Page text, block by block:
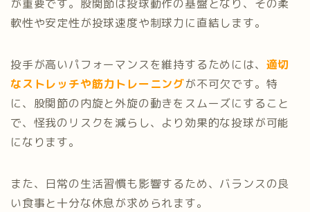
が重要です。股関節は投球動作の基盤となり、その柔
軟性や安定性が投球速度や制球力に直結します。
投手が高いパフォーマンスを維持するためには、 適切
なストレッチや筋力トレーニングが不可欠です。特
に、股関節の内旋と外旋の動きをスムーズにすること
で、怪我のリスクを減らし、より効果的な投球が可能
になります。
また、日常の生活習慣も影響するため、バランスの良
い食事と十分な休息が求められます。